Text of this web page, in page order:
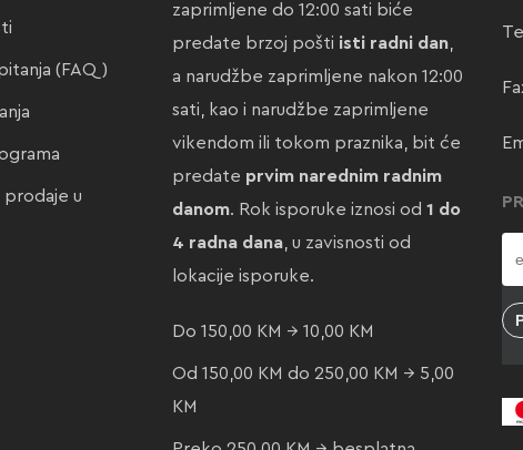
(FAQ)
prodaje u
zaprimljene do 12:00 sati biće
predate brzoj pošti isti radni dan,
a narudžbe zaprimljene nakon 12:00
sati, kao i narudžbe zaprimljene
vikendom ili tokom praznika, bit će
predate prvim narednim radnim
danom. Rok isporuke iznosi od 1 do
4 radna dana, u zavisnosti od
lokacije isporuke.
Do 150,00 KM → 10,00 KM
Od 150,00 KM do 250,00 KM → 5,00
KM